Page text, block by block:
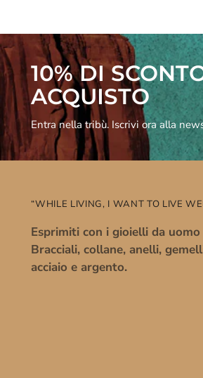
10% DI
ACQUISTO
Entra nella tribù. Iscrivi ora alla
“WHILE LIVING, I WANT TO LIVE
Esprimiti con i gioielli da
Bracciali, collane, anelli,
acciaio e argento.